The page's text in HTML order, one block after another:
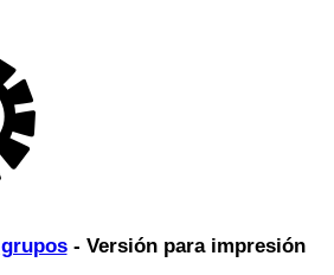
- Versión para impresión